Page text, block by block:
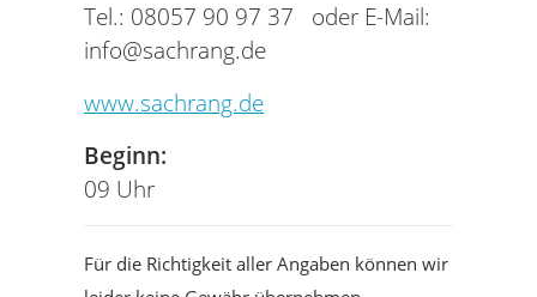
Tel.: 08057 90 97 37 oder E-Mail:
info@sachrang.de
www.sachrang.de
Beginn:
09 Uhr
Für die Richtigkeit aller Angaben können wir